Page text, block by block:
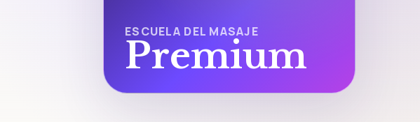
ESCUELA DEL MASAJE
Premium